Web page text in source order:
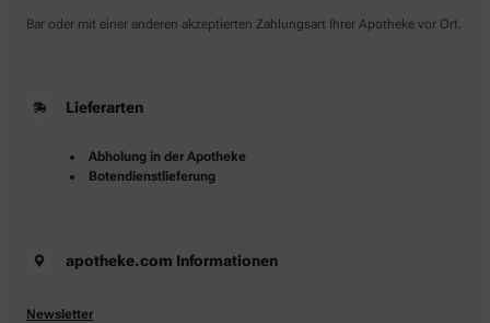
Bar oder mit einer anderen akzeptierten Zahlungsart Ihrer Apotheke vor Ort.
Lieferarten
Abholung in der Apotheke
Botendienstlieferung
apotheke.com Informationen
Newsletter